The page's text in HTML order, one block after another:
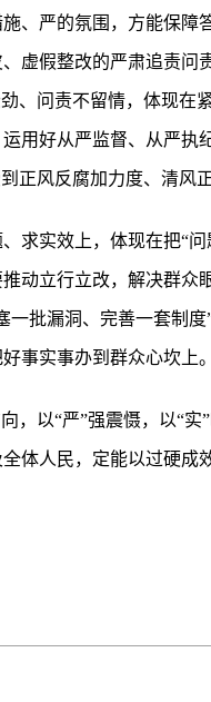
、严的氛围，方能保障
虚假整改的严肃追责问
、问责不留情，体现在
用好从严监督、从严执
正风反腐加力度、清风正
实效上，体现在把“问
动立行立改，解决群众
批漏洞、完善一套制
事实事办到群众心坎上。
，以“严”强震慑，以“
体人民，定能以过硬成